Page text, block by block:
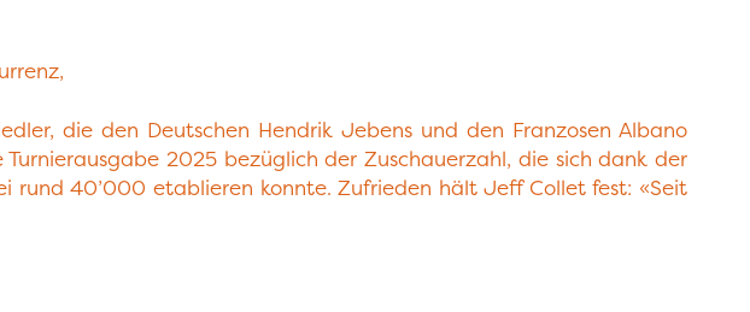
die den Deutschen Hendrik Jebens und den Franzosen Albano
2025 bezüglich der Zuschauerzahl, die sich dank der
rund 40’000 etablieren konnte. Zufrieden hält Jeff Collet fest: «Seit